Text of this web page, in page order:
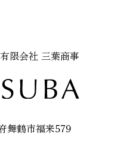
限会社 三葉商事
舞鶴市福来579